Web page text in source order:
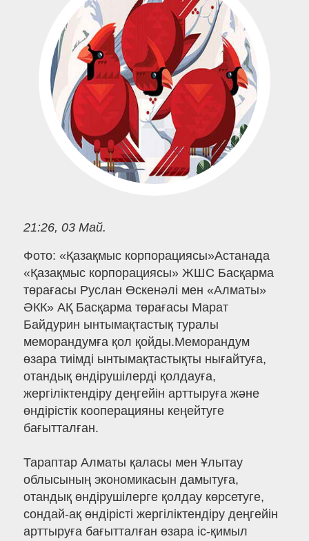
21:26, 03 Май.
Фото: «Қазақмыс корпорациясы»Астанада
«Қазақмыс корпорациясы» ЖШС Басқарма
төрағасы Руслан Өскенәлі мен «Алматы»
ӘКК» АҚ Басқарма төрағасы Марат
Байдурин ынтымақтастық туралы
меморандумға қол қойды.Меморандум
өзара тиімді ынтымақтастықты нығайтуға,
отандық өндірушілерді қолдауға,
жергіліктендіру деңгейін арттыруға және
өндірістік кооперацияны кеңейтуге
бағытталған.
Тараптар Алматы қаласы мен Ұлытау
облысының экономикасын дамытуға,
отандық өндірушілерге қолдау көрсетуге,
сондай-ақ өндірісті жергіліктендіру деңгейін
арттыруға бағытталған өзара іс-қимыл